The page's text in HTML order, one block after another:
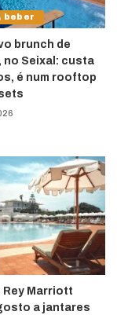
beber
brunch de
no Seixal: custa
é num rooftop
Rey Marriott
a jantares